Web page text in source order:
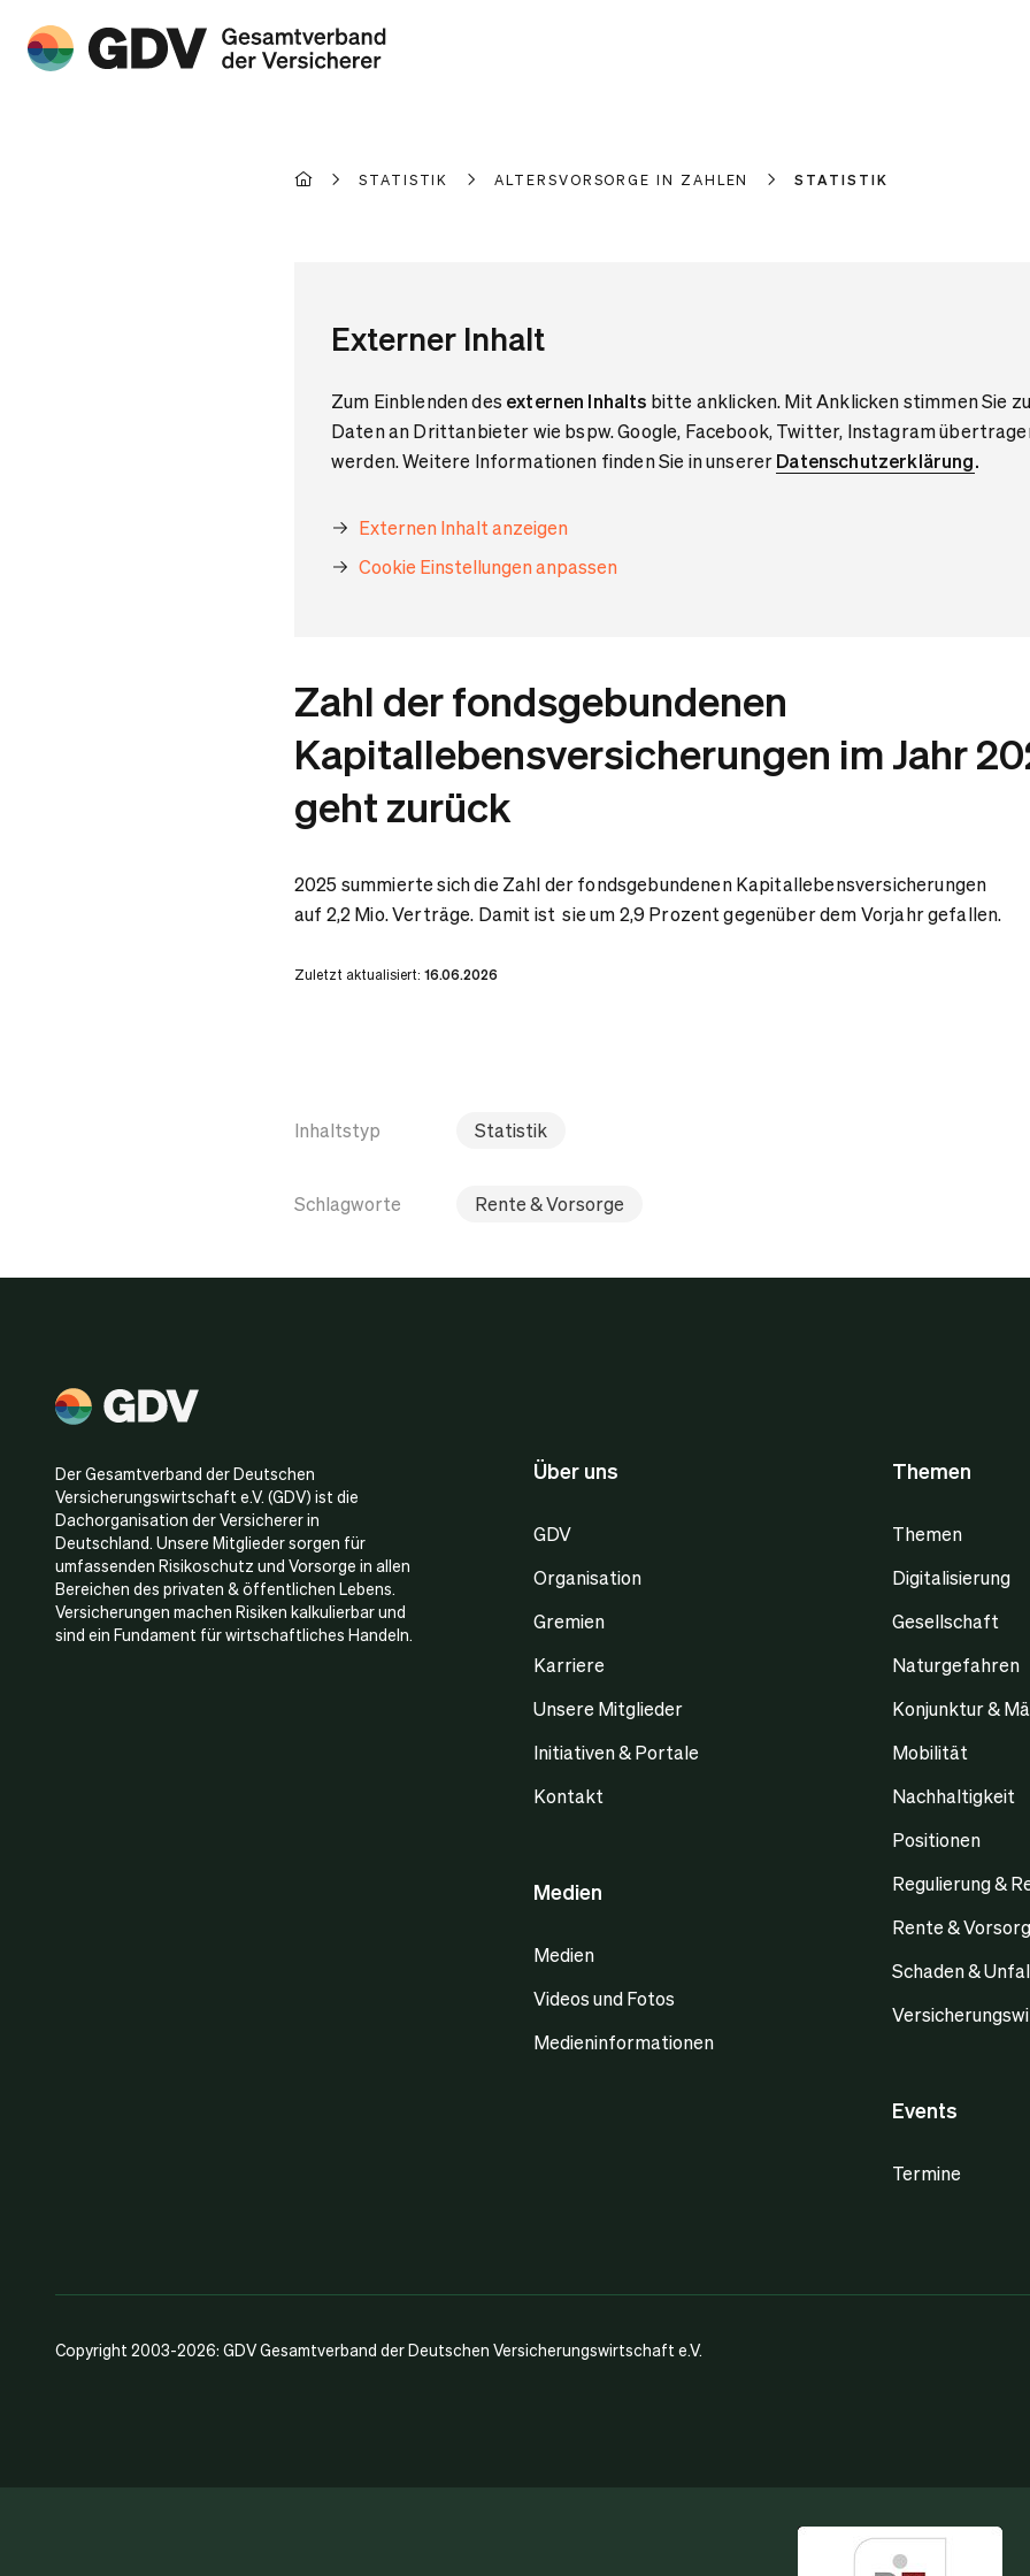
STATISTIK ALTERSVORSORGE IN ZAHLEN STATISTIK
Externer Inhalt
Zum Einblenden des externen Inhalts bitte anklicken. Mit Anklicken stimmen Sie
Daten an Drittanbieter wie bspw. Google, Facebook, Twitter, Instagram
werden. Weitere Informationen finden Sie in unsererDatenschutzerklärung.
Externen Inhalt anzeigen
Cookie Einstellungen anpassen
Zahl der fondsgebundenen
Kapitallebensversicherungen im Jahr
geht zurück
2025 summierte sich die Zahl der fondsgebundenen Kapitallebensversicherungen
auf 2,2 Mio. Verträge. Damit ist sie um 2,9 Prozent gegenüber dem Vorjahr gefallen.
Zuletzt aktualisiert: 16.06.2026
Inhaltstyp Statistik
Schlagworte Rente & Vorsorge
Der Gesamtverband der Deutschen
Versicherungswirtschaft e.V. (GDV) ist die
Dachorganisation der Versicherer in
Deutschland. Unsere Mitglieder sorgen für
umfassenden Risikoschutz und Vorsorge in allen
Bereichen des privaten & öffentlichen Lebens.
Versicherungen machen Risiken kalkulierbar und
sind ein Fundament für wirtschaftliches Handeln.
Über uns
GDV
Organisation
Gremien
Karriere
Unsere Mitglieder
Initiativen & Portale
Kontakt
Medien
Medien
Videos und Fotos
Medieninformationen
Themen
Themen
Digitalisierung
Gesellschaft
Naturgefahren
Konjunktur &
Mobilität
Nachhaltigkeit
Positionen
Regulierung &
Rente &
Schaden &
Events
Termine
Copyright 2003-2026: GDV Gesamtverband der Deutschen Versicherungswirtschaft e.V.